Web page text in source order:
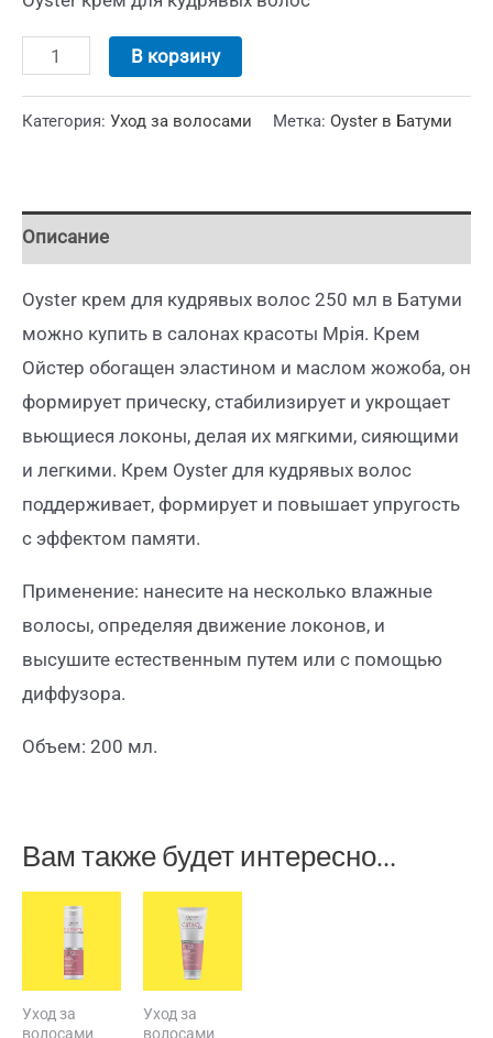
В корзину
Категория: Уход за волосами Метка: Oyster в Батуми
Описание
Oyster крем для кудрявых волос 250 мл в Батуми
можно купить в салонах красоты Мрiя. Крем
Ойстер обогащен эластином и маслом жожоба, он
формирует прическу, стабилизирует и укрощает
вьющиеся локоны, делая их мягкими, сияющими
и легкими. Крем Oyster для кудрявых волос
поддерживает, формирует и повышает упругость
с эффектом памяти.
Применение: нанесите на несколько влажные
волосы, определяя движение локонов, и
высушите естественным путем или с помощью
диффузора.
Объем: 200 мл.
Вам также будет интересно…
Уход за
Уход за